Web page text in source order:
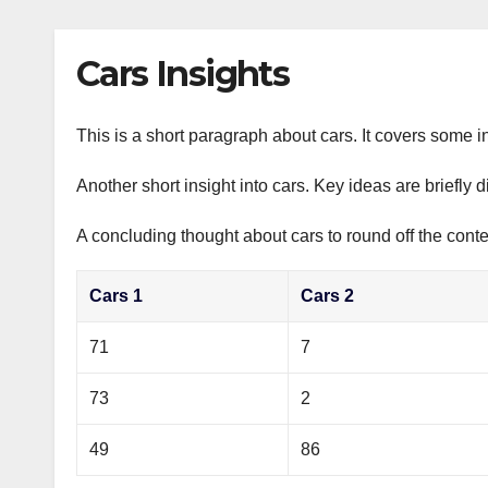
Cars Insights
This is a short paragraph about cars. It covers some
Another short insight into cars. Key ideas are briefly
A concluding thought about cars to round off the
Cars 1 Cars 2
71 7
73 2
49 86